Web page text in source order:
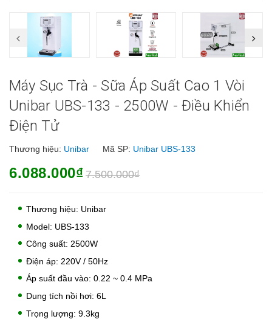
Máy Sục Trà - Sữa Áp Suất Cao 1 Vòi
Unibar UBS-133 - 2500W - Điều Khiển
Điện Tử
Thương hiệu: Unibar Mã SP: Unibar UBS-133
6.088.000₫ 7.500.000₫
Thương hiệu: Unibar
Model: UBS-133
Công suất: 2500W
Điện áp: 220V / 50Hz
Áp suất đầu vào: 0.22 ~ 0.4 MPa
Dung tích nồi hơi: 6L
Trọng lượng: 9.3kg